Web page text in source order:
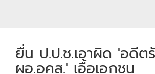
ยื่น ป.ป.ช.เอาผิด 'อดีต
ผอ.อคส.' เอื้อเอกชน